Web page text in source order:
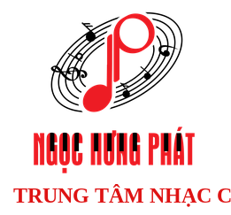
TRUNG TÂM NHẠC